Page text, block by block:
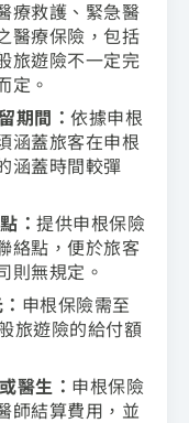
療救護、緊急醫
醫療保險，包括
旅遊險不一定完
定。
期間： 依據申根
涵蓋旅客在申根
涵蓋時間較彈
： 提供申根保險
絡點，便於旅客
則無規定。
申根保險需至
旅遊險的給付額
醫生： 申根保險
師結算費用，並